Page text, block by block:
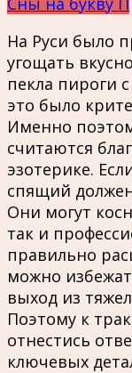
На Руси было
угощать
пекла пироги
это было
Именно
считаются
эзотерике.
спящий
Они могут
так и
правильно
можно
выход из
Поэтому к
отнестись
ключевых